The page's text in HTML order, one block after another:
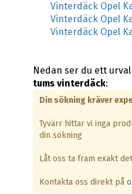
Vinterdäck Opel
Vinterdäck Opel
Vinterdäck Opel
Nedan ser du ett
tums vinterdäck:
Din sökning kräver
Tyvärr hittar vi inga
din sökning
Låt oss ta fram exakt
Kontakta oss direkt på